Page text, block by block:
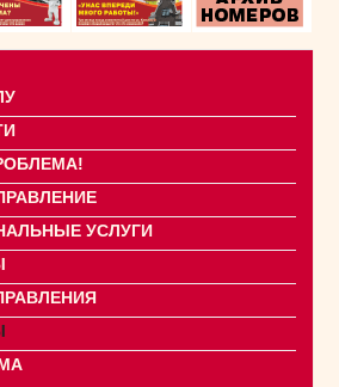
УСЛУГИ